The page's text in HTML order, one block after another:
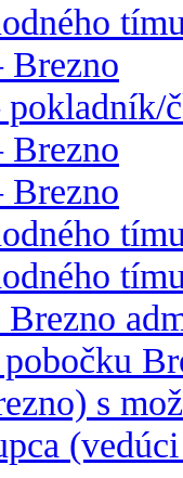
Brezno
pokladník/
Brezno
Brezno
s